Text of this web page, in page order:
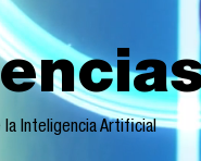
Inteligencia Artificial